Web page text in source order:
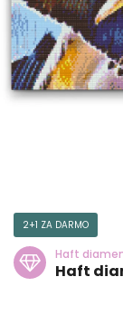
2+1 ZA DARMO
Haft
Haft